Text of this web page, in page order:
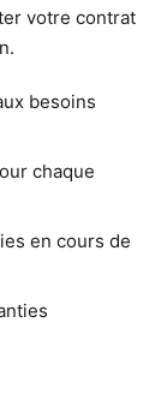
votre contrat
besoins
chaque
en cours de